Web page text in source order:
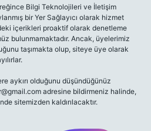
Bilgi Teknolojileri ve İletişim
bir Yer Sağlayıcı olarak hizmet
içerikleri proaktif olarak denetleme
bulunmamaktadır. Ancak, üyelerimiz
taşımakta olup, siteye üye olarak
aykırı olduğunu düşündüğünüz
adresine bildirmeniz halinde,
sitemizden kaldırılacaktır.